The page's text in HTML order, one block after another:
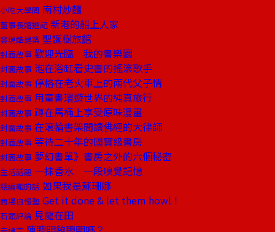
小吃大學問 南村炒麵
董事長嬉遊記 新港的船上人家
發現酷建築 聖誕樹旅館
封面故事 歡迎光臨 我的書樂園
封面故事 泡在浴缸看史書的搖滾歌手
封面故事 停格在老火車上的兩代父子情
封面故事 用童書環遊世界的純真旅行
封面故事 蹲在馬桶上享受原味漫畫
封面故事 在滾輪書架間讀佛經的大律師
封面故事 等待二十年的國寶級書房
封面故事 夢幻書單》書房之外的六個秘密
生活話題 一抹香水 一段嗅覺記憶
總編輯的話 如果我是蘇珊娜
商場自慢塾 Get it done & let them howl !
石頭評論 見龍在田